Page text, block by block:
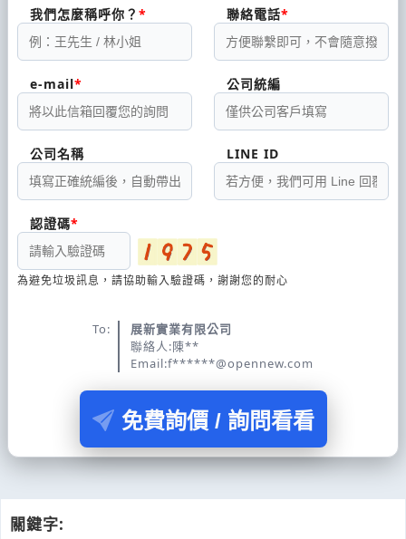
我們怎麼稱呼你？ 聯絡電話
e-mail 公司統編
公司名稱 LINE ID
認證碼
為避免垃圾訊息，請協助輸入驗證碼，謝謝您的耐心
To:
展新實業有限公司
聯絡人:陳**
Email:f******@opennew.com
免費詢價 / 詢問看看
關鍵字: